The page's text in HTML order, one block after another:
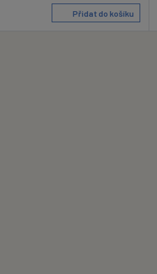
Přidat do košíku